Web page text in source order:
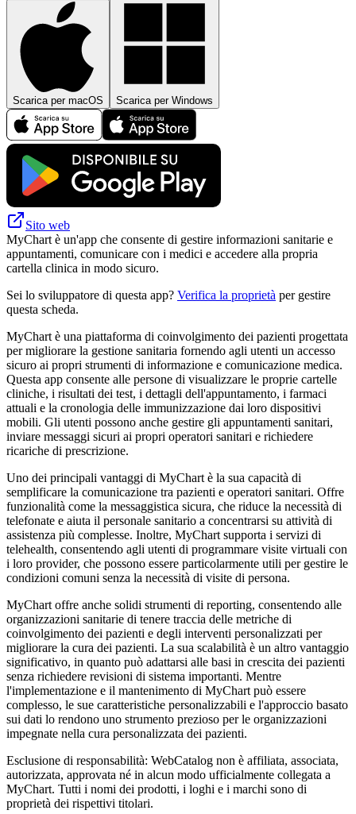
Scarica per macOS Scarica per Windows
Sito web
MyChart è un'app che consente di gestire informazioni sanitarie e
appuntamenti, comunicare con i medici e accedere alla propria
cartella clinica in modo sicuro.
Sei lo sviluppatore di questa app? Verifica la proprietà per gestire
questa scheda.
MyChart è una piattaforma di coinvolgimento dei pazienti progettata
per migliorare la gestione sanitaria fornendo agli utenti un accesso
sicuro ai propri strumenti di informazione e comunicazione medica.
Questa app consente alle persone di visualizzare le proprie cartelle
cliniche, i risultati dei test, i dettagli dell'appuntamento, i farmaci
attuali e la cronologia delle immunizzazione dai loro dispositivi
mobili. Gli utenti possono anche gestire gli appuntamenti sanitari,
inviare messaggi sicuri ai propri operatori sanitari e richiedere
ricariche di prescrizione.
Uno dei principali vantaggi di MyChart è la sua capacità di
semplificare la comunicazione tra pazienti e operatori sanitari. Offre
funzionalità come la messaggistica sicura, che riduce la necessità di
telefonate e aiuta il personale sanitario a concentrarsi su attività di
assistenza più complesse. Inoltre, MyChart supporta i servizi di
telehealth, consentendo agli utenti di programmare visite virtuali con
i loro provider, che possono essere particolarmente utili per gestire le
condizioni comuni senza la necessità di visite di persona.
MyChart offre anche solidi strumenti di reporting, consentendo alle
organizzazioni sanitarie di tenere traccia delle metriche di
coinvolgimento dei pazienti e degli interventi personalizzati per
migliorare la cura dei pazienti. La sua scalabilità è un altro vantaggio
significativo, in quanto può adattarsi alle basi in crescita dei pazienti
senza richiedere revisioni di sistema importanti. Mentre
l'implementazione e il mantenimento di MyChart può essere
complesso, le sue caratteristiche personalizzabili e l'approccio basato
sui dati lo rendono uno strumento prezioso per le organizzazioni
impegnate nella cura personalizzata dei pazienti.
Esclusione di responsabilità: WebCatalog non è affiliata, associata,
autorizzata, approvata né in alcun modo ufficialmente collegata a
MyChart. Tutti i nomi dei prodotti, i loghi e i marchi sono di
proprietà dei rispettivi titolari.